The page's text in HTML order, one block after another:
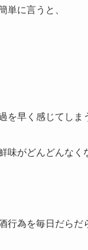
単に言うと、
早く感じてしま
がどんどんなく
行為を毎日だらだ